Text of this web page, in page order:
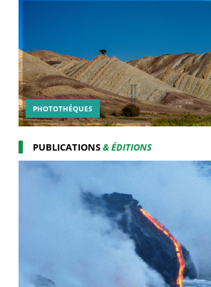
PHOTOTHÉQUES
PUBLICATIONS& ÉDITIONS